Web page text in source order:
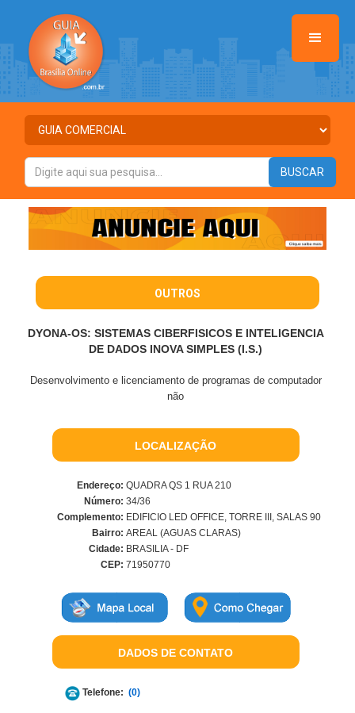
OUTROS
DYONA-OS: SISTEMAS CIBERFISICOS E INTELIGENCIA
DE DADOS INOVA SIMPLES (I.S.)
Desenvolvimento e licenciamento de programas de computador
não
LOCALIZAÇÃO
Endereço: QUADRA QS 1 RUA 210
Número: 34/36
Complemento: EDIFICIO LED OFFICE, TORRE III, SALAS 90
Bairro: AREAL (AGUAS CLARAS)
Cidade: BRASILIA - DF
CEP: 71950770
DADOS DE CONTATO
Telefone: (0)